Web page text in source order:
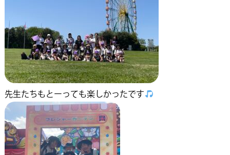
先生たちもとーっても楽しかったです